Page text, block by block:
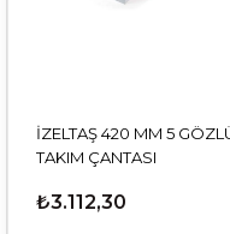
İZELTAŞ 420 MM 5
TAKIM ÇANTASI
₺3.112,30